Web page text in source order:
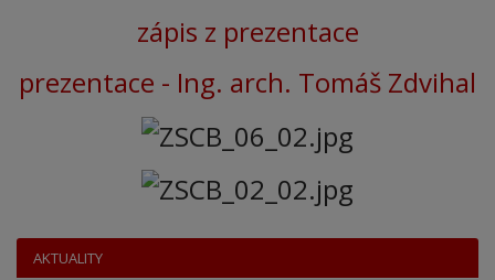
zápis z prezentace
prezentace - Ing. arch. Tomáš Zdvihal
AKTUALITY